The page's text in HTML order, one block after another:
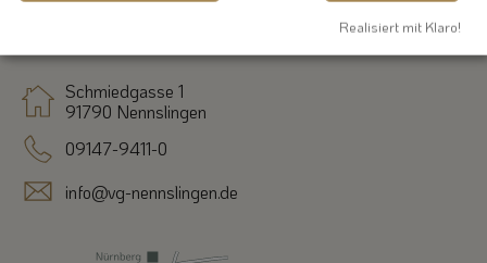
Schmiedgasse 1
91790 Nennslingen
09147-9411-0
info@vg-nennslingen.de
Realisiert mit Klaro!